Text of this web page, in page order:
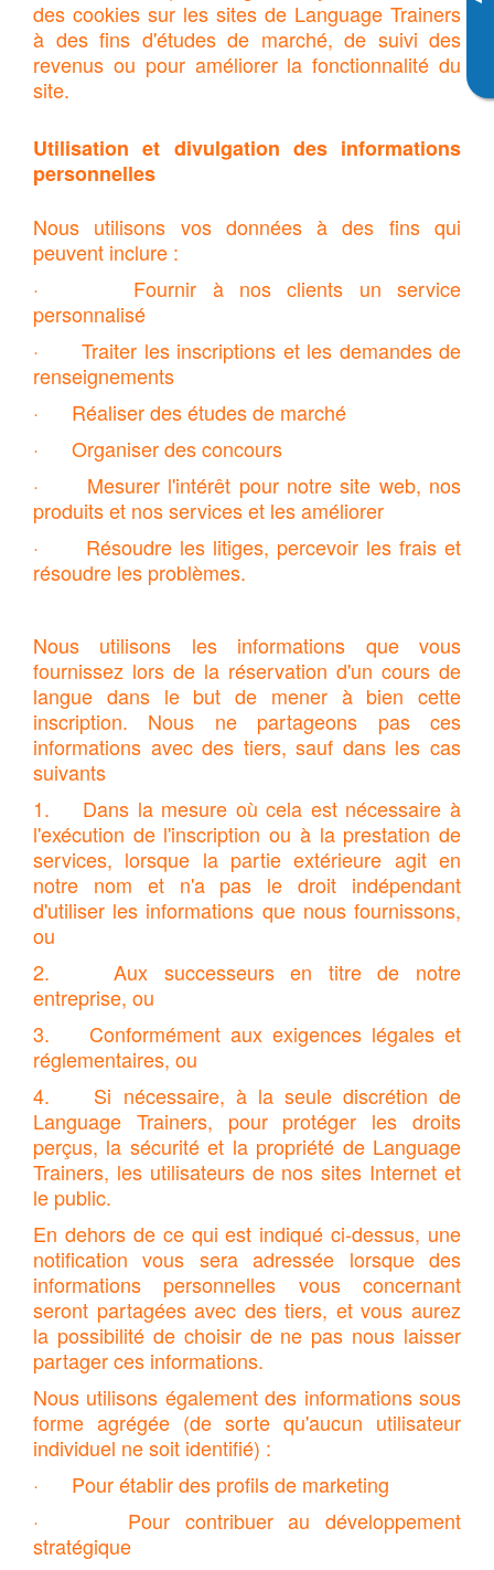
des cookies sur les sites de Language Trainers
à des fins d'études de marché, de suivi des
revenus ou pour améliorer la fonctionnalité du
site.
Utilisation et divulgation des informations
personnelles
Nous utilisons vos données à des fins qui
peuvent inclure :
· Fournir à nos clients un service
personnalisé
· Traiter les inscriptions et les demandes de
renseignements
· Réaliser des études de marché
· Organiser des concours
· Mesurer l'intérêt pour notre site web, nos
produits et nos services et les améliorer
· Résoudre les litiges, percevoir les frais et
résoudre les problèmes.
Nous utilisons les informations que vous
fournissez lors de la réservation d'un cours de
langue dans le but de mener à bien cette
inscription. Nous ne partageons pas ces
informations avec des tiers, sauf dans les cas
suivants
1. Dans la mesure où cela est nécessaire à
l'exécution de l'inscription ou à la prestation de
services, lorsque la partie extérieure agit en
notre nom et n'a pas le droit indépendant
d'utiliser les informations que nous fournissons,
ou
2. Aux successeurs en titre de notre
entreprise, ou
3. Conformément aux exigences légales et
réglementaires, ou
4. Si nécessaire, à la seule discrétion de
Language Trainers, pour protéger les droits
perçus, la sécurité et la propriété de Language
Trainers, les utilisateurs de nos sites Internet et
le public.
En dehors de ce qui est indiqué ci-dessus, une
notification vous sera adressée lorsque des
informations personnelles vous concernant
seront partagées avec des tiers, et vous aurez
la possibilité de choisir de ne pas nous laisser
partager ces informations.
Nous utilisons également des informations sous
forme agrégée (de sorte qu'aucun utilisateur
individuel ne soit identifié) :
· Pour établir des profils de marketing
· Pour contribuer au développement
stratégique